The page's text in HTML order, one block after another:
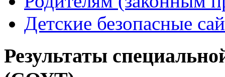
Детские безопасные
Результаты